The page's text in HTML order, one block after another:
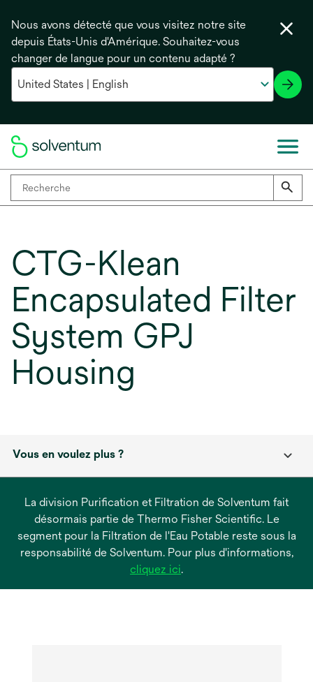
Nous avons détecté que vous visitez notre site
depuis États-Unis d'Amérique. Souhaitez-vous
changer de langue pour un contenu adapté ?
CTG-Klean
Encapsulated Filter
System GPJ
Housing
Vous en voulez plus ?
La division Purification et Filtration de Solventum fait
désormais partie de Thermo Fisher Scientific. Le
segment pour la Filtration de l'Eau Potable reste sous la
responsabilité de Solventum. Pour plus d'informations,
cliquez icis’ouvre
.